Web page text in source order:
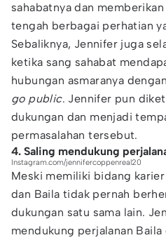
sahabatnya dan
tengah berbagai perhatian
Sebaliknya, Jennifer juga
ketika sang sahabat
hubungan asmaranya
go public. Jennifer pun
dukungan dan menjadi
permasalahan tersebut.
4. Saling mendukung
Instagram.com/jennifercoppenreal20
Meski memiliki bidang
dan Baila tidak pernah
dukungan satu sama lain.
mendukung perjalanan